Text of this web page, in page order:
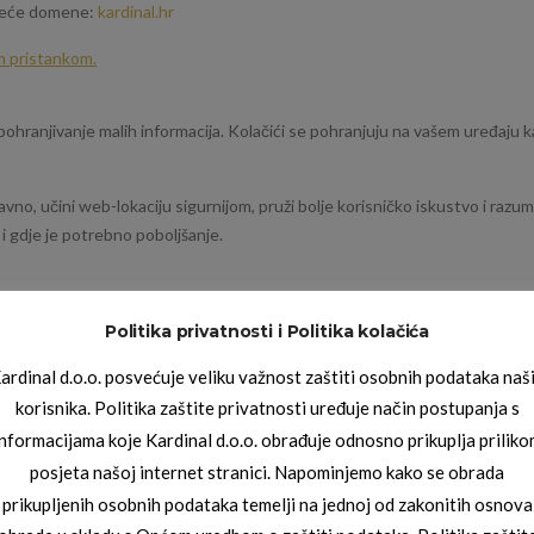
domene: kardinal.hr
pristankom.
malih informacija. Kolačići se pohranjuju na vašem uređaju
učini web-lokaciju sigurnijom, pruži bolje korisničko iskustvo i
gdje je potrebno poboljšanje.
kolačiće kolačića prve i treće strane za brojne svrhe.
funkcioniralo na pravi način, a ne prikupljaju vaše osobne podatke.
uglavnom se koriste za razumijevanje načina na koji web-lokacija
naših usluga sigurnim, pružanje reklama koje su relevantne za
pomoć u ubrzavanju budućih interakcija s našom web-lokacijom.
Politika privatnosti i Politika kolačića
d.o.o. posvećuje veliku važnost zaštiti osobnih podataka
korisnika. Politika zaštite privatnosti uređuje način postupanja s
koje Kardinal d.o.o. obrađuje odnosno prikuplja
posjeta našoj internet stranici. Napominjemo kako se obrada
prikupljenih osobnih podataka temelji na jednoj od zakonitih osnova